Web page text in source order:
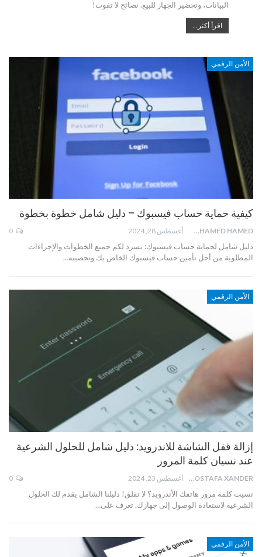
البيانات، وتحضير الجهاز للبيع. نصائح لا تفوت!
اقرأ أكثر...
الأمن الرقمي
كيفية حماية حساب فيسبوك – دليل شامل خطوة بخطوة
MOHAMED HAMED أغسطس 28, 2024
دليل شامل لحماية حساب فيسبوك: نسرد لكم جميع الخطوات والإجراءات
المطلوبة من أجل تأمين حساب فيسبوك الخاص بك وتحصينه…
الأمن الرقمي
إزالة قفل الشاشة للاندرويد: دليل شامل للحلول الشرعية
عند نسيان كلمة المرور
MOSTAFA XANDER أغسطس 23, 2024
نسيت كلمة مرور هاتفك الأندرويد؟ لا تقلق! دليلنا الشامل يقدم لك الحلول
الشرعية لاستعادة الوصول إلى جهازك. تعرف على…
الأمن الرقمي